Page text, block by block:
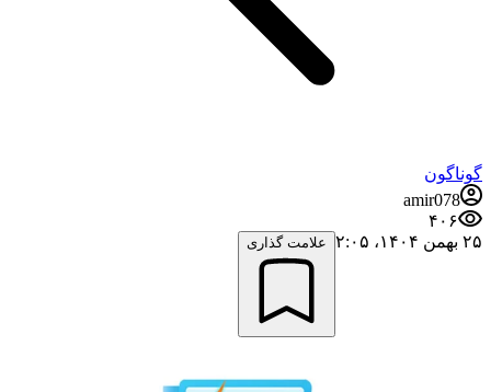
گوناگون
amir078
۴۰۶
۲۵ بهمن ۱۴۰۴،‏ ۲:۰۵
علامت گذاری